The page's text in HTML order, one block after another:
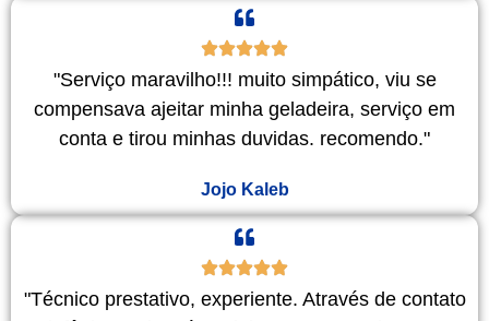
"Serviço maravilho!!! muito simpático, viu se
compensava ajeitar minha geladeira, serviço em
conta e tirou minhas duvidas. recomendo."
Jojo Kaleb
"Técnico prestativo, experiente. Através de contato